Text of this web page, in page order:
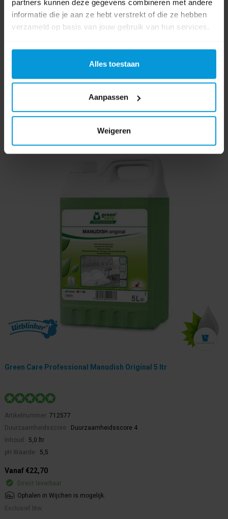
partners kunnen deze gegevens combineren met andere
informatie die je aan ze hebt verstrekt of die ze hebben
verzameld op basis van jouw gebruik van hun services.
Alles toestaan
Aanpassen
Weigeren
Inhoud: 1,0 ltr
pH Waarde: 7,5
Ophalen in Wijchen is mogelijk.
Exclusief btw.
Green Care Professional Manudish Original 5 ltr
Artikelnummer: 712577
Duurzaamheidsscore:
Duurzaamheidsscore 4
Inhoud:
5,0 ltr
pH Waarde:
5,5
Vanaf €22,70
Direct leverbaar
Ophalen in Wijchen is mogelijk.
Exclusief btw.